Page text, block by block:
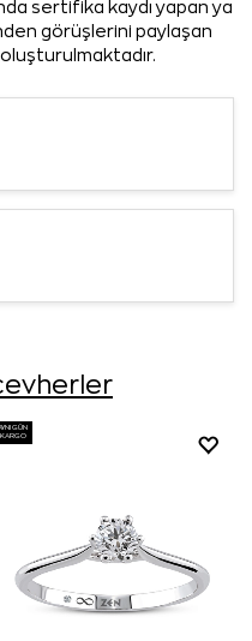
sertifika kaydı yapan ya
görüşlerini paylaşan
GÜN
KARGO